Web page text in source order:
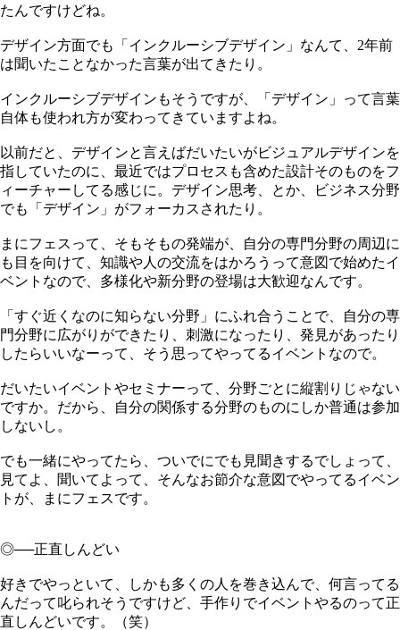
たんですけどね。
デザイン方面でも「インクルーシブデザイン」なんて、2年前
は聞いたことなかった言葉が出てきたり。
インクルーシブデザインもそうですが、「デザイン」って言葉
自体も使われ方が変わってきていますよね。
以前だと、デザインと言えばだいたいがビジュアルデザインを
指していたのに、最近ではプロセスも含めた設計そのものをフ
ィーチャーしてる感じに。デザイン思考、とか、ビジネス分野
でも「デザイン」がフォーカスされたり。
まにフェスって、そもそもの発端が、自分の専門分野の周辺に
も目を向けて、知識や人の交流をはかろうって意図で始めたイ
ベントなので、多様化や新分野の登場は大歓迎なんです。
「すぐ近くなのに知らない分野」にふれ合うことで、自分の専
門分野に広がりができたり、刺激になったり、発見があったり
したらいいなーって、そう思ってやってるイベントなので。
だいたいイベントやセミナーって、分野ごとに縦割りじゃない
ですか。だから、自分の関係する分野のものにしか普通は参加
しないし。
でも一緒にやってたら、ついでにでも見聞きするでしょって、
見てよ、聞いてよって、そんなお節介な意図でやってるイベン
トが、まにフェスです。
◎──正直しんどい
好きでやっといて、しかも多くの人を巻き込んで、何言ってる
んだって叱られそうですけど、手作りでイベントやるのって正
直しんどいです。（笑）